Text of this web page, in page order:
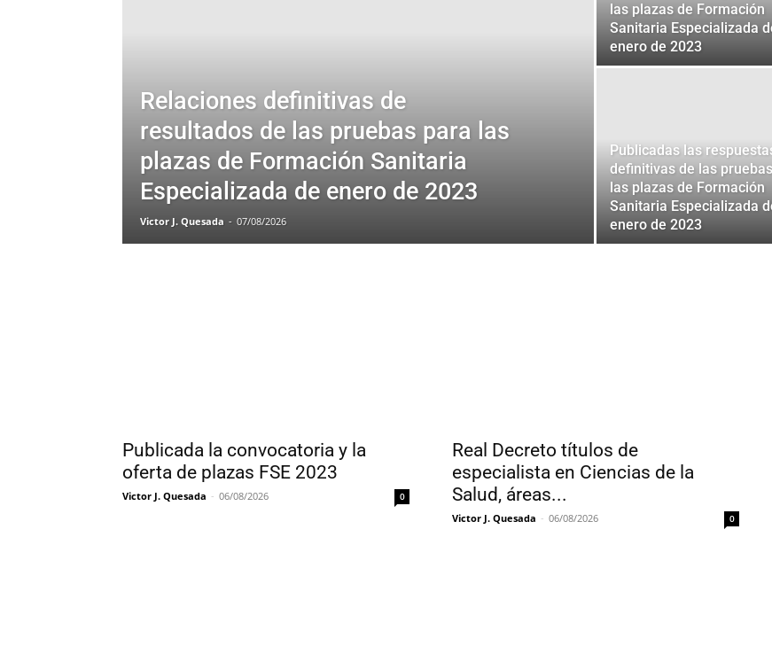
Relaciones definitivas de
resultados de las pruebas para las
plazas de Formación Sanitaria
Especializada de enero de 2023
Victor J. Quesada - 07/08/2026
las plazas de Formación
Sanitaria Especializada
enero de 2023
Publicadas las
definitivas de las
las plazas de Formación
Sanitaria Especializada
enero de 2023
Publicada la convocatoria y la
oferta de plazas FSE 2023
Victor J. Quesada - 06/08/2026 0
Real Decreto títulos de
especialista en Ciencias de la
Salud, áreas...
Victor J. Quesada - 06/08/2026 0